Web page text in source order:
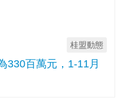
桂盟動態
330百萬元，1-11月